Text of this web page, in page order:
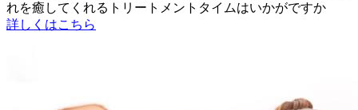
れを癒してくれるトリートメントタイムはいかがですか
詳しくはこちら